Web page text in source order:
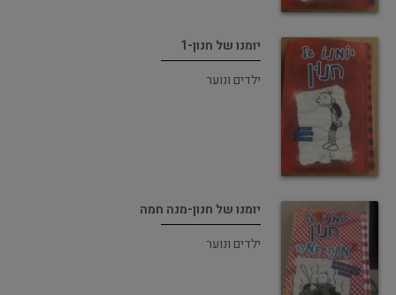
יומנו של חנון-1
ילדים ונוער
יומנו של חנון-מנה חמה
ילדים ונוער